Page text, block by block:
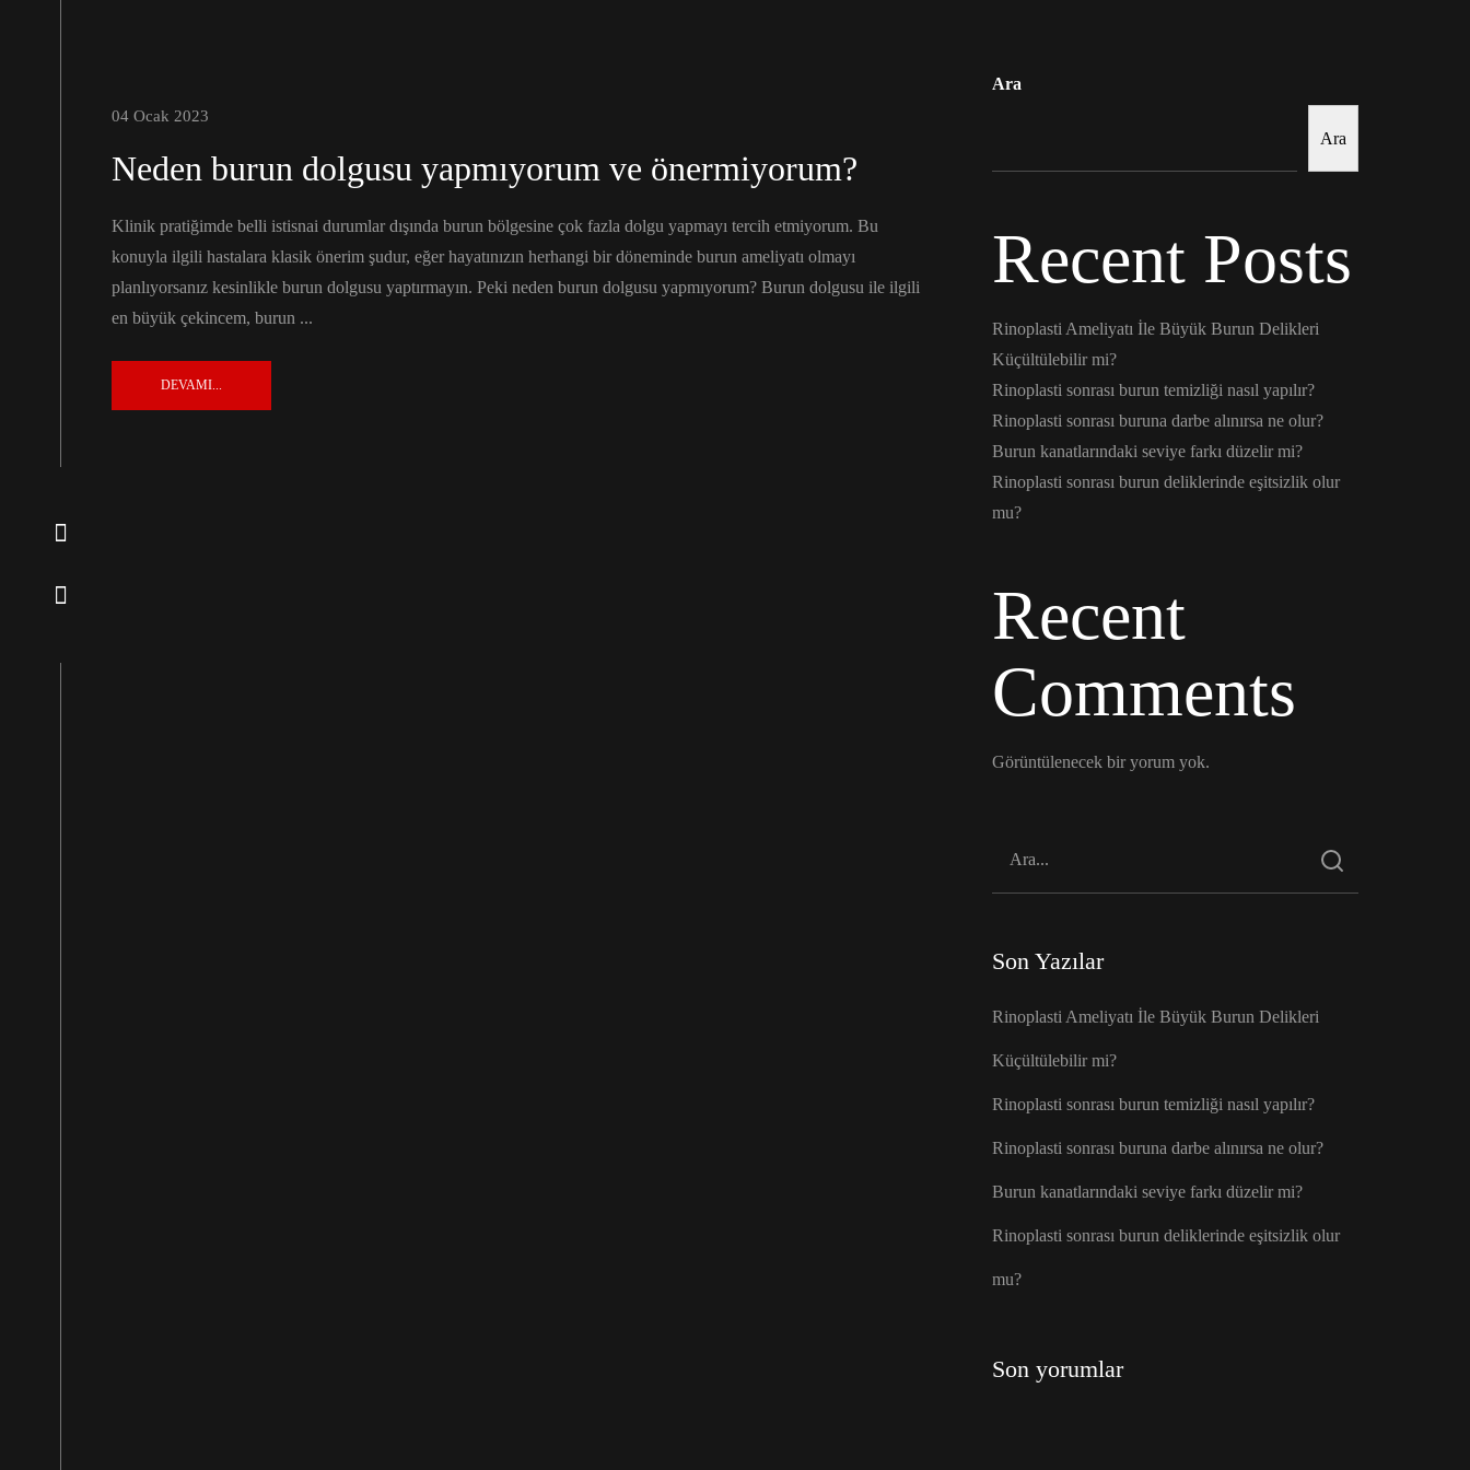
04 Ocak 2023
Neden burun dolgusu yapmıyorum ve önermiyorum?
Klinik pratiğimde belli istisnai durumlar dışında burun bölgesine çok fazla dolgu yapmayı tercih etmiyorum. Bu
konuyla ilgili hastalara klasik önerim şudur, eğer hayatınızın herhangi bir döneminde burun ameliyatı olmayı
planlıyorsanız kesinlikle burun dolgusu yaptırmayın. Peki neden burun dolgusu yapmıyorum? Burun dolgusu ile ilgili
en büyük çekincem, burun ...
DEVAMI...
Ara
Ara
Recent Posts
Rinoplasti Ameliyatı İle Büyük Burun Delikleri
Küçültülebilir mi?
Rinoplasti sonrası burun temizliği nasıl yapılır?
Rinoplasti sonrası buruna darbe alınırsa ne olur?
Burun kanatlarındaki seviye farkı düzelir mi?
Rinoplasti sonrası burun deliklerinde eşitsizlik olur
mu?
Recent
Comments
Görüntülenecek bir yorum yok.
Son Yazılar
Rinoplasti Ameliyatı İle Büyük Burun Delikleri
Küçültülebilir mi?
Rinoplasti sonrası burun temizliği nasıl yapılır?
Rinoplasti sonrası buruna darbe alınırsa ne olur?
Burun kanatlarındaki seviye farkı düzelir mi?
Rinoplasti sonrası burun deliklerinde eşitsizlik olur
mu?
Son yorumlar